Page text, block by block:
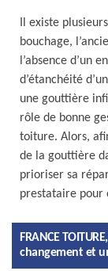
Il existe
bouchage,
l’absence d’un
d’étanchéité
une gouttière
rôle de bonne
toiture. Alors,
de la gouttière
prioriser sa
prestataire pour
FRANCE
changement et